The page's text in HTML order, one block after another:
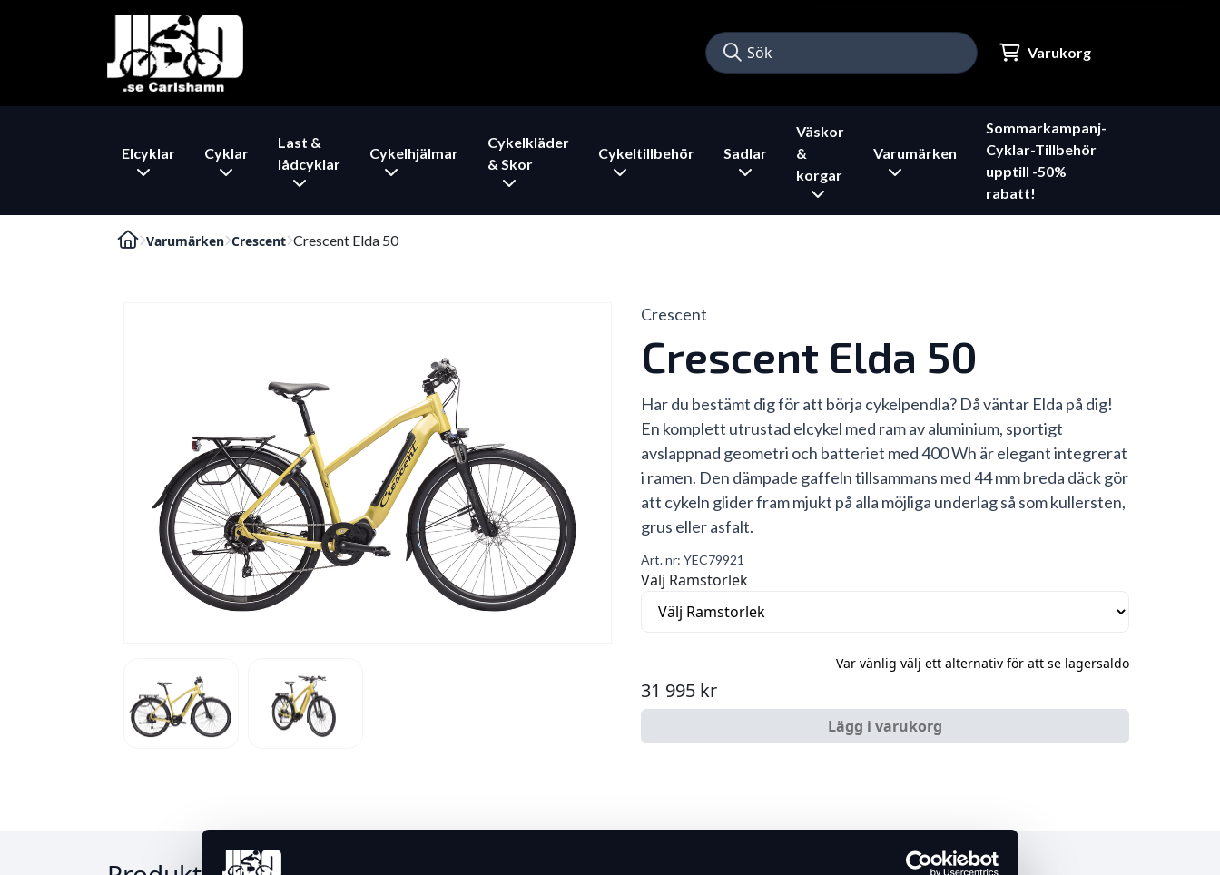
Varukorg
Elcyklar Cyklar
Last &
lådcyklar
Cykelhjälmar
Cykelkläder
& Skor
Cykeltillbehör Sadlar
Väskor
&
korgar
Varumärken
Sommarkampanj-
Cyklar-Tillbehör
upptill -50%
rabatt!
Varumärken Crescent Crescent Elda 50
Crescent
Crescent Elda 50
Har du bestämt dig för att börja cykelpendla? Då väntar Elda på dig!
En komplett utrustad elcykel med ram av aluminium, sportigt
avslappnad geometri och batteriet med 400 Wh är elegant integrerat
i ramen. Den dämpade gaffeln tillsammans med 44 mm breda däck gör
att cykeln glider fram mjukt på alla möjliga underlag så som kullersten,
grus eller asfalt.
Art. nr: YEC79921
Välj Ramstorlek
Var vänlig välj ett alternativ för att se lagersaldo
31 995 kr
Lägg i varukorg